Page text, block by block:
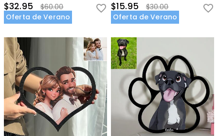
$32.95
$60.00
Oferta de Verano
$15.95
$30.00
Oferta de Verano